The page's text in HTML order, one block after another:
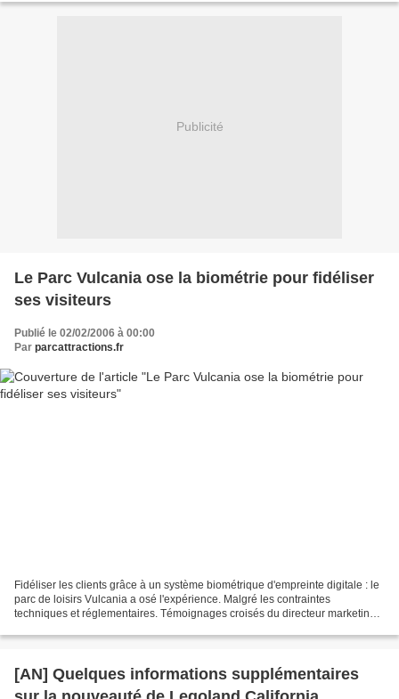
Publicité
Le Parc Vulcania ose la biométrie pour fidéliser
ses visiteurs
Publié le 02/02/2006 à 00:00
Par parcattractions.fr
Fidéliser les clients grâce à un système biométrique d'empreinte digitale : le
parc de loisirs Vulcania a osé l'expérience. Malgré les contraintes
techniques et réglementaires. Témoignages croisés du directeur marketing
[AN] Quelques informations supplémentaires